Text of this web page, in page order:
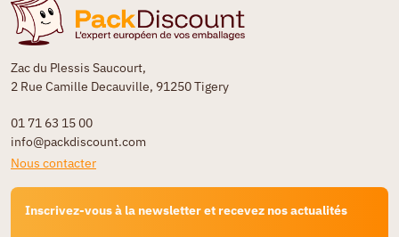
Zac du Plessis Saucourt,
2 Rue Camille Decauville, 91250 Tigery
01 71 63 15 00
info@packdiscount.com
Nous contacter
Inscrivez-vous à la newsletter et recevez nos actualités